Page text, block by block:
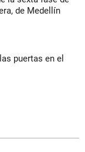
de Medellín
puertas en el